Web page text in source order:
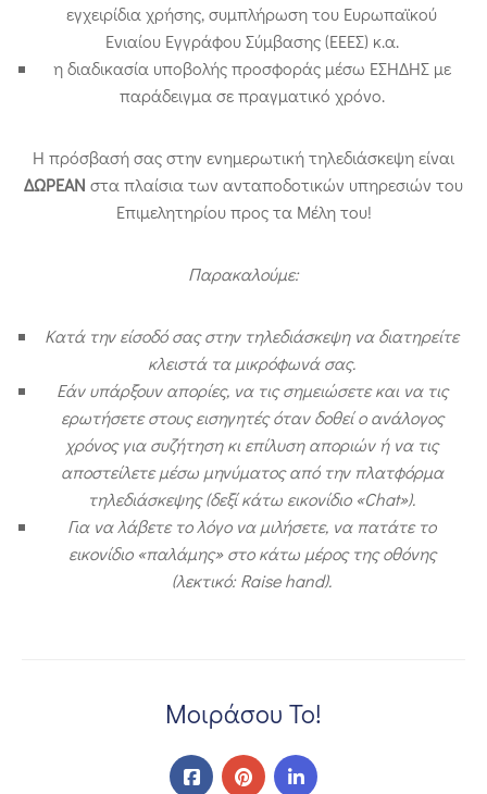
εγχειρίδια χρήσης, συμπλήρωση του Ευρωπαϊκού
Ενιαίου Εγγράφου Σύμβασης (ΕΕΕΣ) κ.α.
η διαδικασία υποβολής προσφοράς μέσω ΕΣΗΔΗΣ με
παράδειγμα σε πραγματικό χρόνο.
Η πρόσβασή σας στην ενημερωτική τηλεδιάσκεψη είναι
ΔΩΡΕΑΝ στα πλαίσια των ανταποδοτικών υπηρεσιών του
Επιμελητηρίου προς τα Μέλη του!
Παρακαλούμε:
Κατά την είσοδό σας στην τηλεδιάσκεψη να διατηρείτε
κλειστά τα μικρόφωνά σας.
Εάν υπάρξουν απορίες, να τις σημειώσετε και να τις
ερωτήσετε στους εισηγητές όταν δοθεί ο ανάλογος
χρόνος για συζήτηση κι επίλυση αποριών ή να τις
αποστείλετε μέσω μηνύματος από την πλατφόρμα
τηλεδιάσκεψης (δεξί κάτω εικονίδιο «Chat»).
Για να λάβετε το λόγο να μιλήσετε, να πατάτε το
εικονίδιο «παλάμης» στο κάτω μέρος της οθόνης
(λεκτικό:Raisehand).
Μοιράσου Το!